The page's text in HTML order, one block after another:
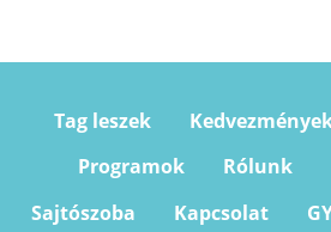
Tag leszek
Programok
Rólunk
Sajtószoba
Kapcsolat